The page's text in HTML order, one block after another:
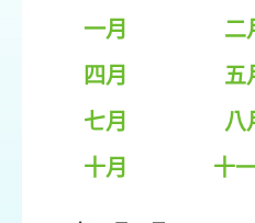
一月 二
四月
五
七月
八
十月
十